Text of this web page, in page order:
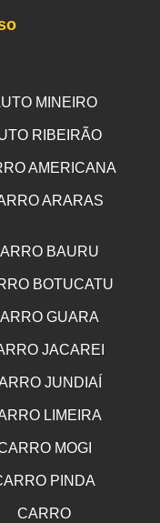
MINEIRO
RIBEIRÃO
AMERICANA
ARARAS
BAURU
BOTUCATU
GUARA
JACAREI
JUNDIAÍ
LIMEIRA
MOGI
PINDA
CARRO